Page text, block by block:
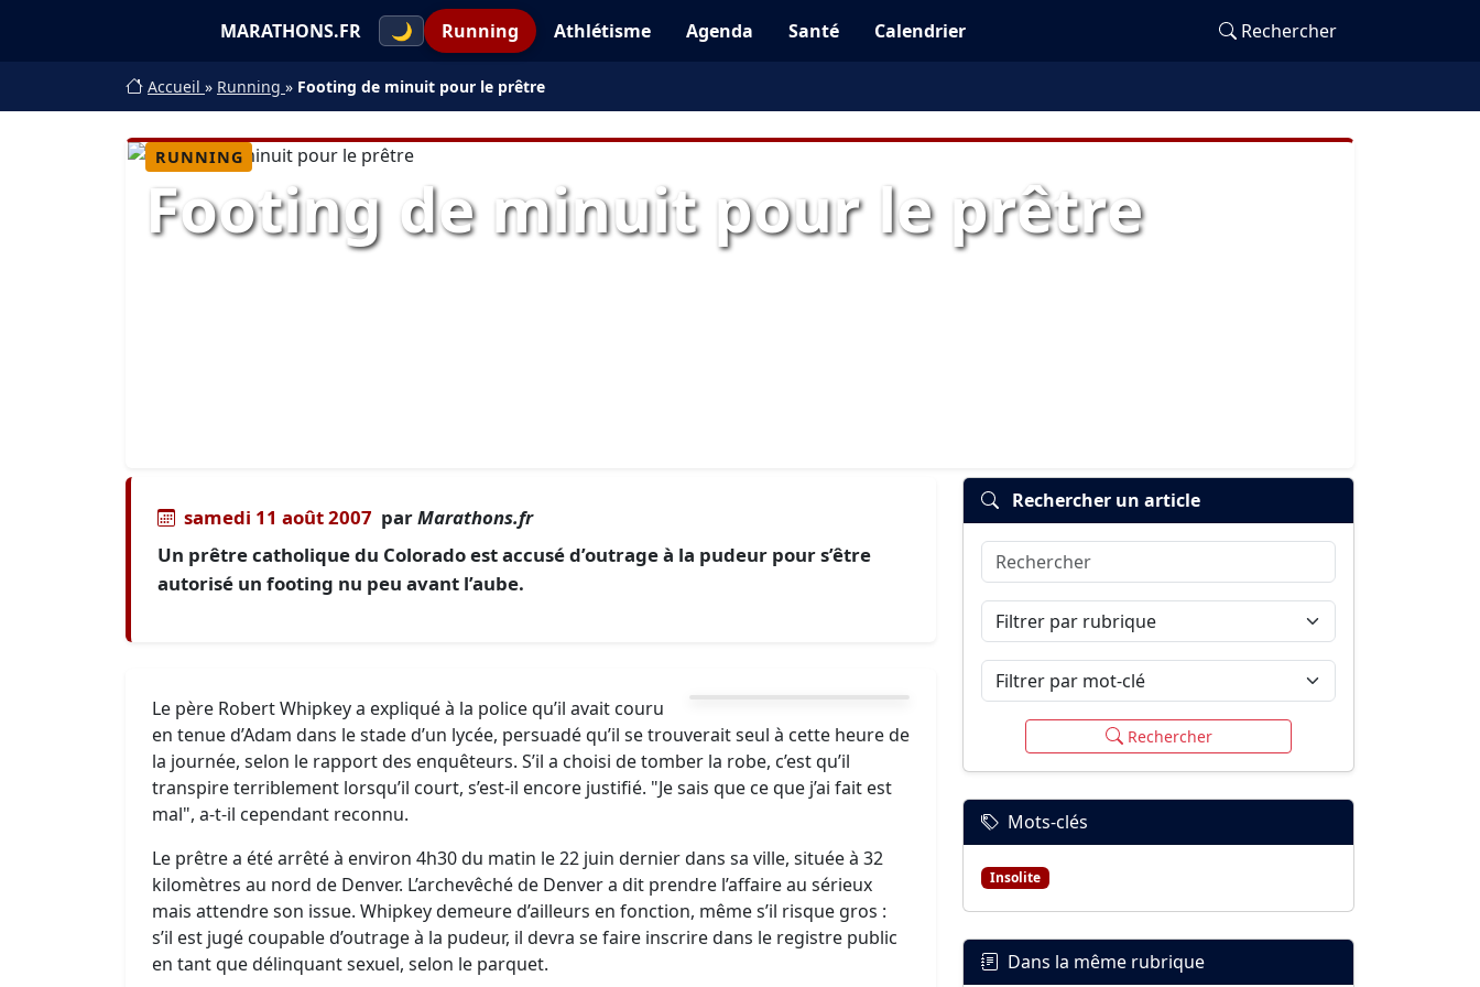
MARATHONS.FR 🌙 Running Athlétisme Agenda Santé Calendrier Rechercher
Accueil » Running » Footing de minuit pour le prêtre
RUNNING
Footing de minuit pour le prêtre
samedi 11 août 2007 parMarathons.fr
Un prêtre catholique du Colorado est accusé d’outrage à la pudeur pour s’être
autorisé un footing nu peu avant l’aube.
Le père Robert Whipkey a expliqué à la police qu’il avait couru
en tenue d’Adam dans le stade d’un lycée, persuadé qu’il se trouverait seul à cette heure de
la journée, selon le rapport des enquêteurs. S’il a choisi de tomber la robe, c’est qu’il
transpire terriblement lorsqu’il court, s’est-il encore justifié. "Je sais que ce que j’ai fait est
mal", a-t-il cependant reconnu.
Le prêtre a été arrêté à environ 4h30 du matin le 22 juin dernier dans sa ville, située à 32
kilomètres au nord de Denver. L’archevêché de Denver a dit prendre l’affaire au sérieux
mais attendre son issue. Whipkey demeure d’ailleurs en fonction, même s’il risque gros :
s’il est jugé coupable d’outrage à la pudeur, il devra se faire inscrire dans le registre public
en tant que délinquant sexuel, selon le parquet.
Rechercher un article
Rechercher
Filtrer par rubrique
Filtrer par mot-clé
Rechercher
Mots-clés
Insolite
Dans la même rubrique